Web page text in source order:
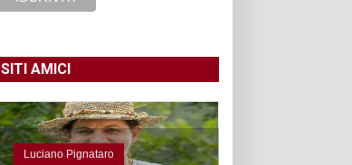
SITI AMICI
Luciano Pignataro